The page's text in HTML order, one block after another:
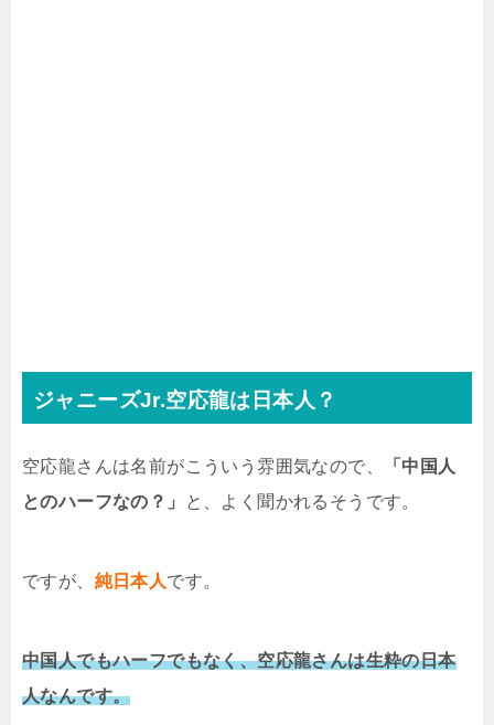
ジャニーズJr.空応龍は日本人？
空応龍さんは名前がこういう雰囲気なので、
「中国人
とのハーフなの？」
と、よく聞かれるそうです。
ですが、 純日本人です。
中国人でもハーフでもなく、空応龍さんは生粋の日本
人なんです。